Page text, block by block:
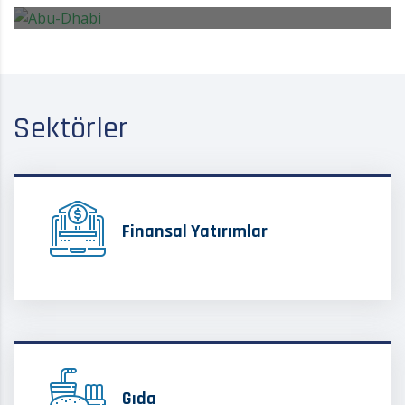
Learn More
Sektörler
Finansal Yatırımlar
Gıda